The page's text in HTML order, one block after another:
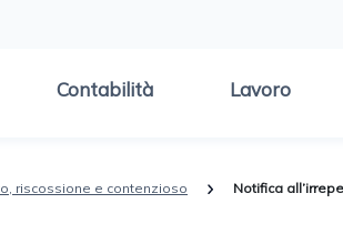
Contabilità Lavoro
riscossione e contenzioso Notifica